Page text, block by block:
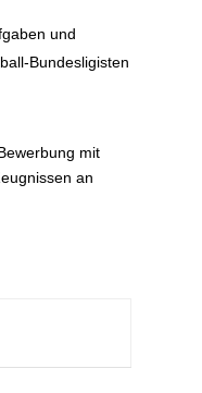
und
Bundesligisten
mit
an